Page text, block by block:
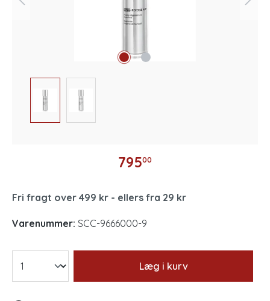
79500
Fri fragt over 499 kr - ellers fra 29 kr
Varenummer: SCC-9666000-9
Læg i kurv